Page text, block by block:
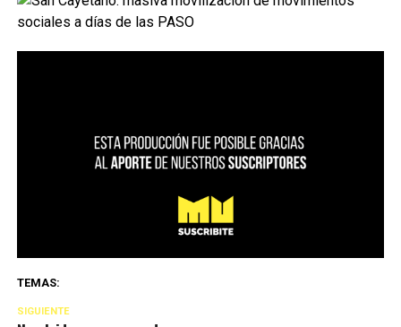
TEMAS:
SIGUIENTE